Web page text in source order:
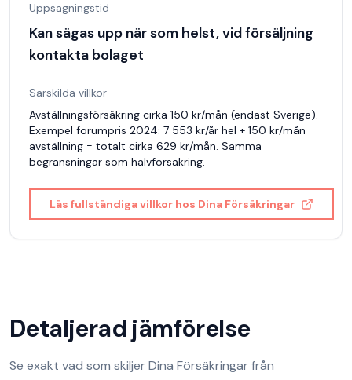
Uppsägningstid
Kan sägas upp när som helst, vid försäljning
kontakta bolaget
Särskilda villkor
Avställningsförsäkring cirka 150 kr/mån (endast Sverige).
Exempel forumpris 2024: 7 553 kr/år hel + 150 kr/mån
avställning = totalt cirka 629 kr/mån. Samma
begränsningar som halvförsäkring.
Läs fullständiga villkor hos Dina Försäkringar
Detaljerad jämförelse
Se exakt vad som skiljerDina Försäkringarfrån